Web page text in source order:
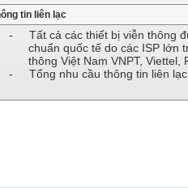
tin liên lạc
- Tất cả các thiết bị viễn thông
chuẩn quốc tế do các ISP lớn
thông Việt Nam VNPT, Viettel,
-
Tổng nhu cầu thông tin liên